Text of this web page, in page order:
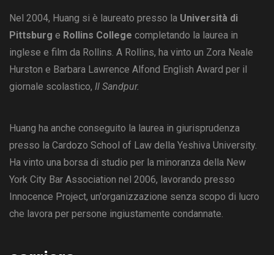
Nel 2004, Huang si è laureato presso la Università di
Pittsburg e Rollins College completando la laurea in
inglese e film da Rollins. A Rollins, ha vinto un Zora Neale
Hurston e Barbara Lawrence Alfond English Award per il
giornale scolastico, Il Sandpur.
Huang ha anche conseguito la laurea in giurisprudenza
presso la Cardozo School of Law della Yeshiva University.
Ha vinto una borsa di studio per la minoranza della New
York City Bar Association nel 2006, lavorando presso
Innocence Project, un'organizzazione senza scopo di lucro
che lavora per persone ingiustamente condannate.